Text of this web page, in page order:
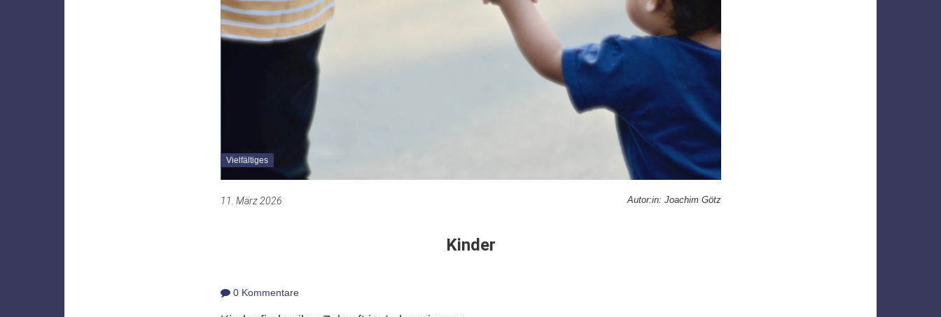
Vielfältiges
11. März 2026 Autor:in: Joachim Götz
Kinder
0 Kommentare